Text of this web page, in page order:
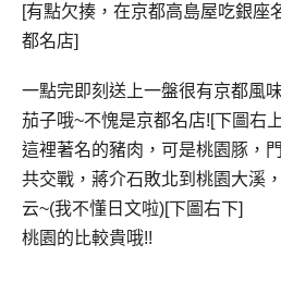
[有點欠揍，在京都高島屋吃銀座
都名店]
一點完即刻送上一盤很有京都風
茄子哦~不愧是京都名店![下圖右
這裡著名的豬肉，可是桃園豚，
共交戰，蔣介石敗北到桃園大溪
云~(我不懂日文啦)[下圖右下]
桃園的比較貴哦!!